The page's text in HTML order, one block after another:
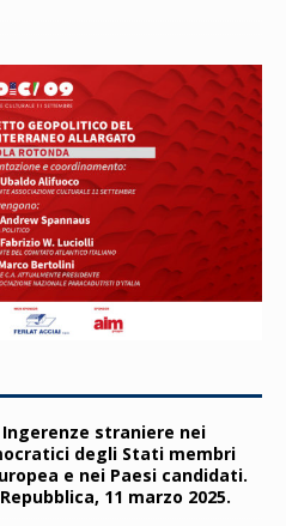
straniere nei
degli Stati membri
e nei Paesi candidati.
11 marzo 2025.